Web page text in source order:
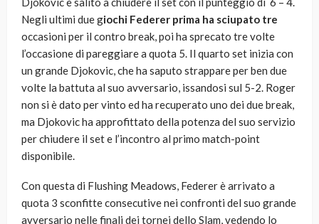
Negli ultimi due giochi Federer prima ha sciupato tre
occasioni per il contro break, poi ha sprecato tre volte
l’occasione di pareggiare a quota 5. Il quarto set inizia con
un grande Djokovic, che ha saputo strappare per ben due
volte la battuta al suo avversario, issandosi sul 5-2. Roger
non si è dato per vinto ed ha recuperato uno dei due break,
ma Djokovic ha approfittato della potenza del suo servizio
per chiudere il set e l’incontro al primo match-point
disponibile.
Con questa di Flushing Meadows, Federer è arrivato a
quota 3 sconfitte consecutive nei confronti del suo grande
avversario nelle finali dei tornei dello Slam, vedendo lo